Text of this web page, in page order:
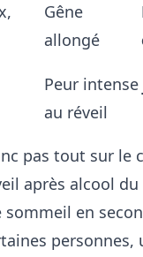
Gêne
allongé
Peur intense
au réveil
pas tout sur le
après alcool
en
personnes,